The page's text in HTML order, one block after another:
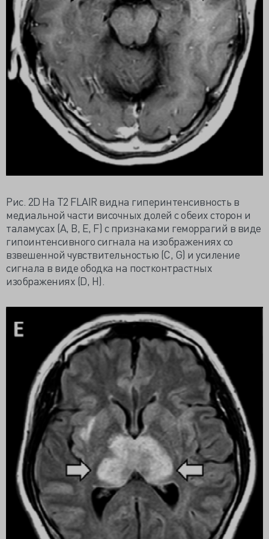
Рис. 2D На Т2 FLAIR видна гиперинтенсивность в
медиальной части височных долей с обеих сторон и
таламусах (A, B, E, F) с признаками геморрагий в виде
гипоинтенсивного сигнала на изображениях со
взвешенной чувствительностью (С, G) и усиление
сигнала в виде ободка на постконтрастных
изображениях (D, H).